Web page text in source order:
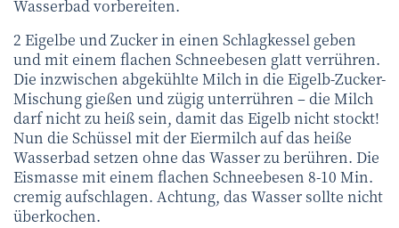
Wasserbad vorbereiten.
2 Eigelbe und Zucker in einen Schlagkessel geben
und mit einem flachen Schneebesen glatt verrühren.
Die inzwischen abgekühlte Milch in die Eigelb-Zucker-
Mischung gießen und zügig unterrühren – die Milch
darf nicht zu heiß sein, damit das Eigelb nicht stockt!
Nun die Schüssel mit der Eiermilch auf das heiße
Wasserbad setzen ohne das Wasser zu berühren. Die
Eismasse mit einem flachen Schneebesen 8-10 Min.
cremig aufschlagen. Achtung, das Wasser sollte nicht
überkochen.